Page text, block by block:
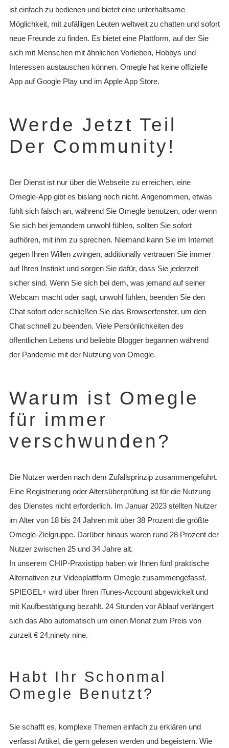
ist einfach zu bedienen und bietet eine unterhaltsame
Möglichkeit, mit zufälligen Leuten weltweit zu chatten und sofort
neue Freunde zu finden. Es bietet eine Plattform, auf der Sie
sich mit Menschen mit ähnlichen Vorlieben, Hobbys und
Interessen austauschen können. Omegle hat keine offizielle
App auf Google Play und im Apple App Store.
Werde Jetzt Teil
Der Community!
Der Dienst ist nur über die Webseite zu erreichen, eine
Omegle-App gibt es bislang noch nicht. Angenommen, etwas
fühlt sich falsch an, während Sie Omegle benutzen, oder wenn
Sie sich bei jemandem unwohl fühlen, sollten Sie sofort
aufhören, mit ihm zu sprechen. Niemand kann Sie im Internet
gegen Ihren Willen zwingen, additionally vertrauen Sie immer
auf Ihren Instinkt und sorgen Sie dafür, dass Sie jederzeit
sicher sind. Wenn Sie sich bei dem, was jemand auf seiner
Webcam macht oder sagt, unwohl fühlen, beenden Sie den
Chat sofort oder schließen Sie das Browserfenster, um den
Chat schnell zu beenden. Viele Persönlichkeiten des
öffentlichen Lebens und beliebte Blogger begannen während
der Pandemie mit der Nutzung von Omegle.
Warum ist Omegle
für immer
verschwunden?
Die Nutzer werden nach dem Zufallsprinzip zusammengeführt.
Eine Registrierung oder Altersüberprüfung ist für die Nutzung
des Dienstes nicht erforderlich. Im Januar 2023 stellten Nutzer
im Alter von 18 bis 24 Jahren mit über 38 Prozent die größte
Omegle-Zielgruppe. Darüber hinaus waren rund 28 Prozent der
Nutzer zwischen 25 und 34 Jahre alt.
In unserem CHIP-Praxistipp haben wir Ihnen fünf praktische
Alternativen zur Videoplattform Omegle zusammengefasst.
SPIEGEL+ wird über Ihren iTunes-Account abgewickelt und
mit Kaufbestätigung bezahlt. 24 Stunden vor Ablauf verlängert
sich das Abo automatisch um einen Monat zum Preis von
zurzeit € 24,ninety nine.
Habt Ihr Schonmal
Omegle Benutzt?
Sie schafft es, komplexe Themen einfach zu erklären und
verfasst Artikel, die gern gelesen werden und begeistern. Wie